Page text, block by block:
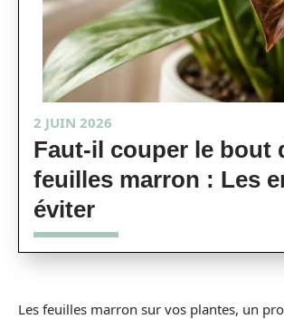
2 JUIN 2026
Faut-il couper le bout
feuilles marron : Les
éviter
Les feuilles marron sur vos plantes, un